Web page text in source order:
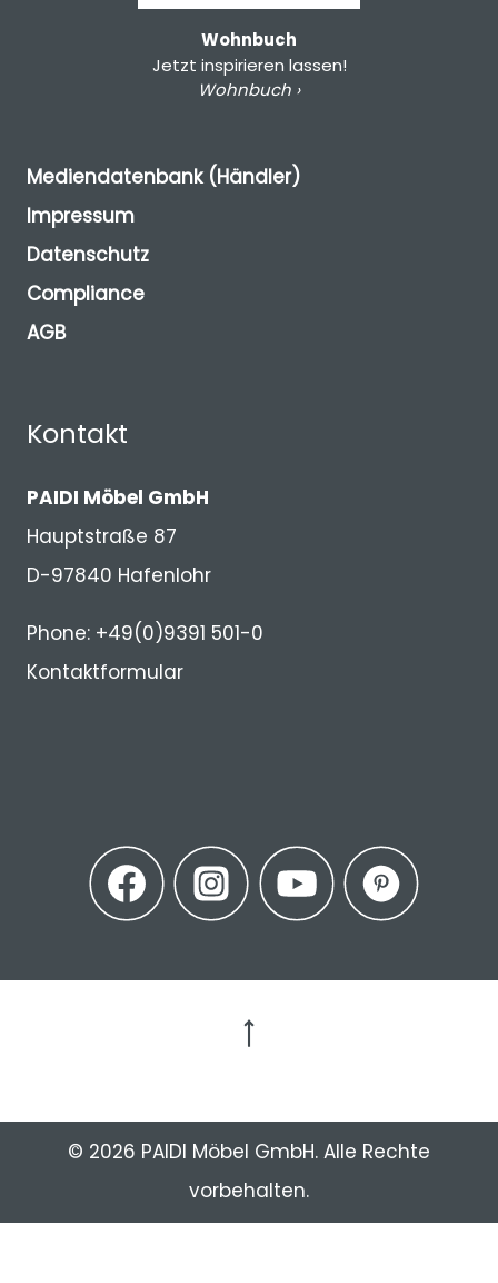
Wohnbuch
Jetzt inspirieren lassen!
Wohnbuch ›
Mediendatenbank (Händler)
Impressum
Datenschutz
Compliance
AGB
Kontakt
PAIDI Möbel GmbH
Hauptstraße 87
D-97840 Hafenlohr
Phone: +49(0)9391 501-0
Kontaktformular
© 2026 PAIDI Möbel GmbH. Alle Rechte
vorbehalten.